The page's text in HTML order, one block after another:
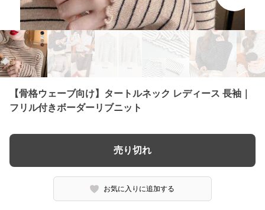
【骨格ウェーブ向け】タートルネック レディース 長袖｜
フリル付きボーダーリブニット
売り切れ
お気に入りに追加する